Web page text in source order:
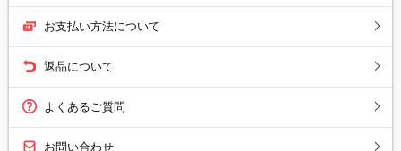
お支払い方法について
返品について
よくあるご質問
お問い合わせ